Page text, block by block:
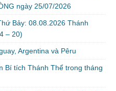
ngày 25/07/2026
Bảy: 08.08.2026 Thánh
– 20)
Argentina và Pêru
Bí tích Thánh Thể trong tháng